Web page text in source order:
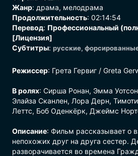
Жанр: драма, мелодрама
Продолжительность: 02:14:54
Перевод: Профессиональный
[Лицензия]
Субтитры: русские,
Режиссер: Грета Гервиг / Greta
В ролях: Сирша Ронан, Эмма
Элайза Сканлен, Лора Дерн,
Леттс, Боб Оденкёрк, Джеймс
Описание: Фильм рассказывает о
непохожих друг на друга сестер.
разворачивается во времена